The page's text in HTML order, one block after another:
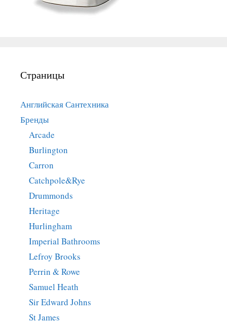
Страницы
Английская Сантехника
Бренды
Arcade
Burlington
Carron
Catchpole&Rye
Drummonds
Heritage
Hurlingham
Imperial Bathrooms
Lefroy Brooks
Perrin & Rowe
Samuel Heath
Sir Edward Johns
St James